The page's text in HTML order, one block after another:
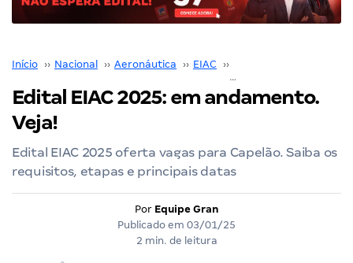
Início ›› Nacional ›› Aeronáutica ›› EIAC ››
Edital EIAC 2025: em andamento.
Veja!
Edital EIAC 2025 oferta vagas para Capelão. Saiba os
requisitos, etapas e principais datas
Por Equipe Gran
Publicado em 03/01/25
2 min. de leitura